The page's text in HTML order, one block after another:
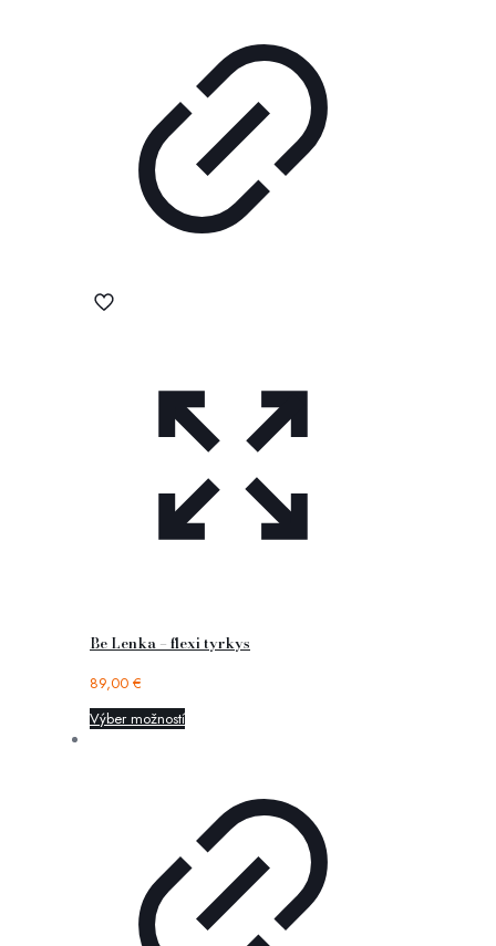
Be Lenka – flexi tyrkys
89,00 €
Výber možností